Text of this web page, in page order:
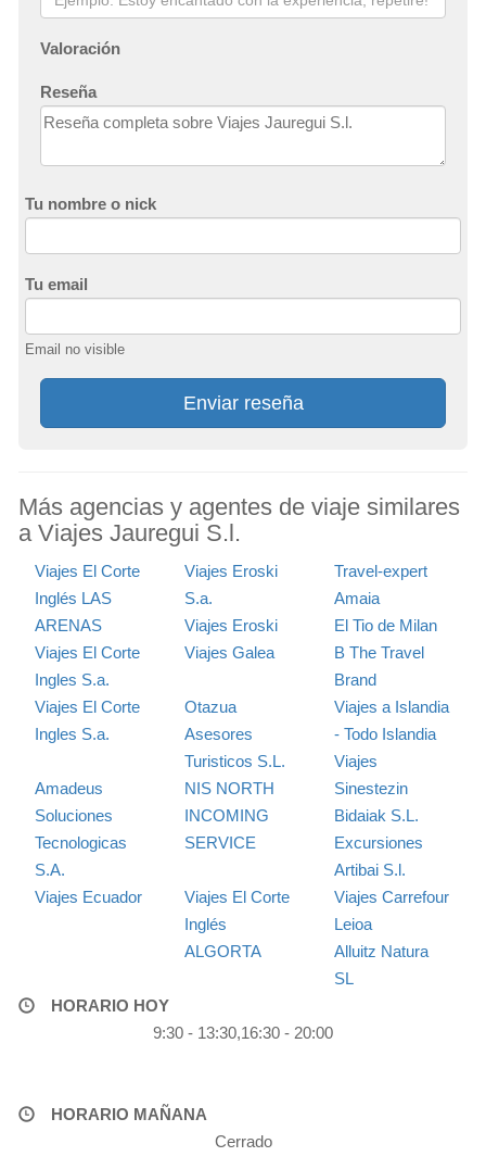
Valoración
Reseña
Tu nombre o nick
Tu email
Email no visible
Enviar reseña
Más agencias y agentes de viaje similares
a Viajes Jauregui S.l.
Viajes El Corte
Inglés LAS
ARENAS
Viajes Eroski
S.a.
Travel-expert
Amaia
Viajes Eroski
El Tio de Milan
Viajes El Corte
Ingles S.a.
Viajes Galea
B The Travel
Brand
Viajes El Corte
Ingles S.a.
Otazua
Asesores
Turisticos S.L.
Viajes a Islandia
- Todo Islandia
Viajes
Amadeus
Soluciones
Tecnologicas
S.A.
NIS NORTH
INCOMING
SERVICE
Sinestezin
Bidaiak S.L.
Excursiones
Artibai S.l.
Viajes Ecuador
Viajes El Corte
Inglés
ALGORTA
Viajes Carrefour
Leioa
Alluitz Natura
SL
HORARIO HOY
9:30 - 13:30,16:30 - 20:00
HORARIO MAÑANA
Cerrado